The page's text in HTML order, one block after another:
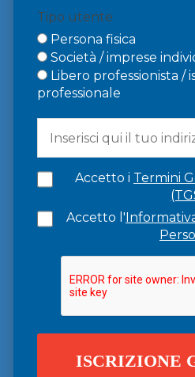
Tipo utente
Persona fisica
Società / imprese
Libero professionista /
professionale
Accetto i Termini
Accetto l'